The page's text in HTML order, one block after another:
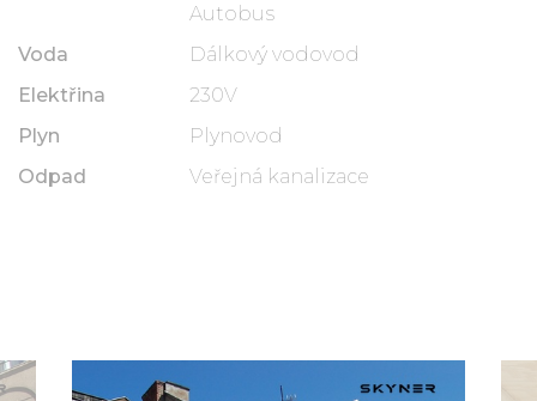
Autobus
Voda
Dálkový vodovod
Elektřina
230V
Plyn
Plynovod
Odpad
Veřejná kanalizace